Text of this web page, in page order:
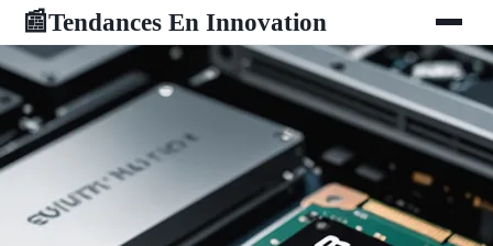
📰Tendances En Innovation